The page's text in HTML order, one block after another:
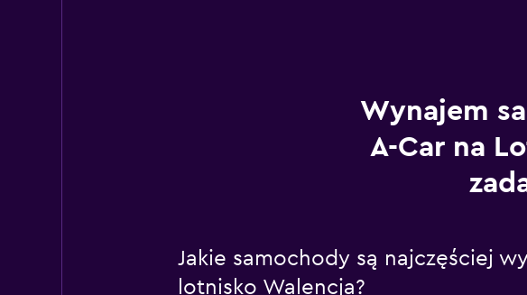
Wynajem
A-Car na
Jakie samochody są najczęściej
lotnisko Walencja?